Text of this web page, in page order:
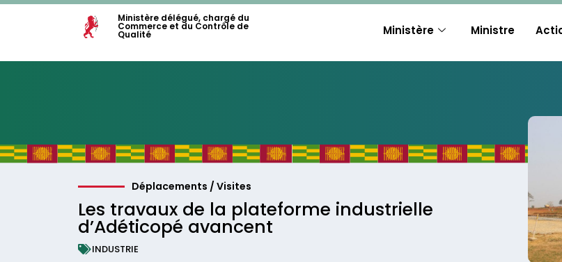
Ministère délégué, chargé du
Commerce et du Contrôle de
Qualité Ministère Ministre
Déplacements / Visites
Les travaux de la plateforme industrielle
d’Adéticopé avancent
INDUSTRIE